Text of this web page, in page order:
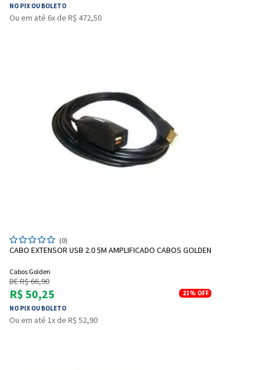
NO PIX OU BOLETO
Ou em até 6x de R$ 472,50
(0)
CABO EXTENSOR USB 2.0 5M AMPLIFICADO CABOS GOLDEN
Cabos Golden
DE R$ 66,90
R$ 50,25
NO PIX OU BOLETO
21% OFF
Ou em até 1x de R$ 52,90